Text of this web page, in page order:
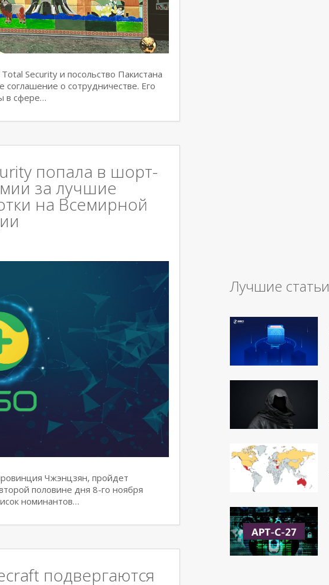
Security и посольство Пакистана
о сотрудничестве. Его
в сфере…
попала в шорт-
за лучшие
на Всемирной
Чжэнцзян, пройдет
половине дня 8-го ноября
номинантов…
подвергаются
Лучшие статьи